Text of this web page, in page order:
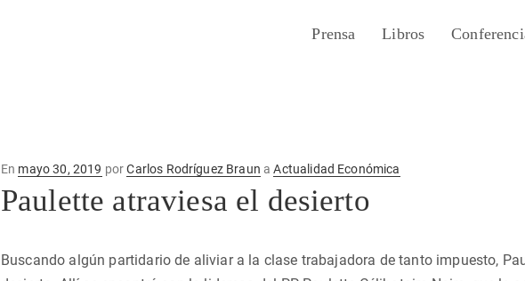
Prensa Libros
En Publicado
mayo 30, 2019 porCarlos Rodríguez Braun aActualidad Económica
Paulette atraviesa el desierto
Buscando algún partidario de aliviar a la clase trabajadora de tanto impuesto,